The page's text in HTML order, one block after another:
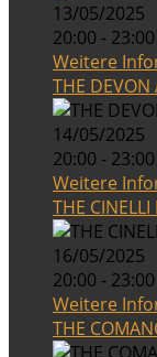
13/05/2025
20:00 - 23:00
Weitere
THE DEVON
14/05/2025
20:00 - 23:00
Weitere
THE CINELLI
16/05/2025
20:00 - 23:00
Weitere
THE